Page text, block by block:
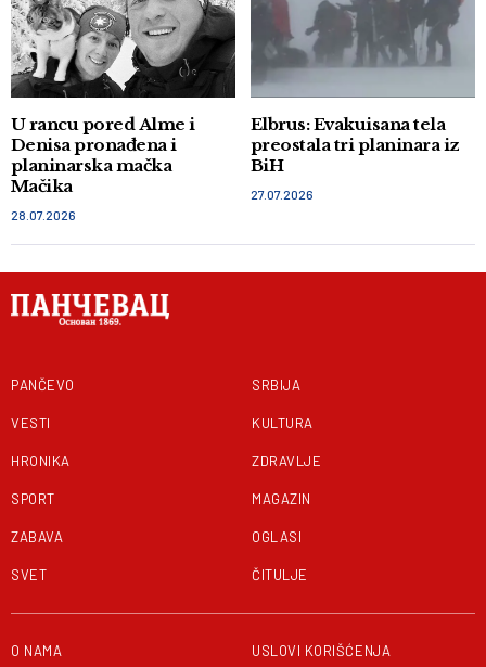
U rancu pored Alme i
Denisa pronađena i
planinarska mačka
Mačika
28.07.2026
Elbrus: Evakuisana tela
preostala tri planinara iz
BiH
27.07.2026
PANČEVO
VESTI
HRONIKA
SPORT
ZABAVA
SVET
SRBIJA
KULTURA
ZDRAVLJE
MAGAZIN
OGLASI
ČITULJE
O NAMA USLOVI KORIŠĆENJA